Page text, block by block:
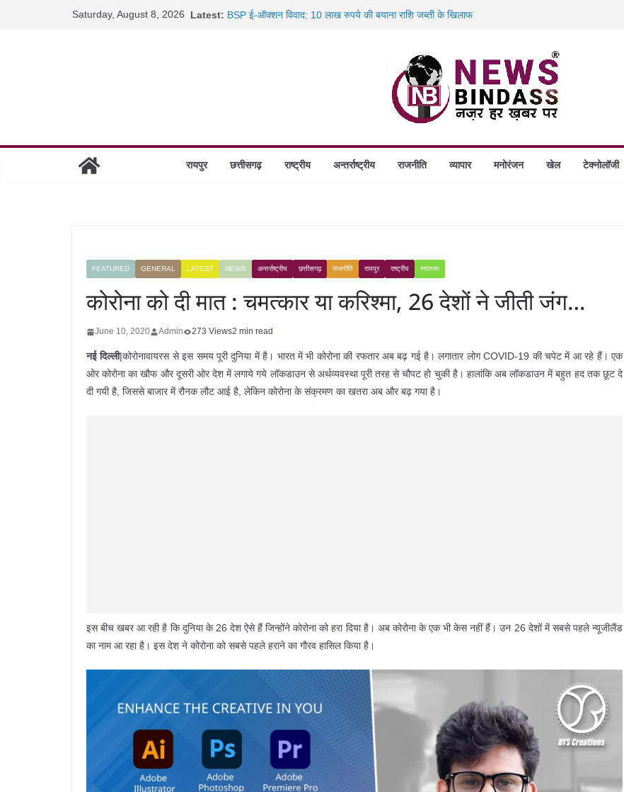
Saturday, August 8, 2026 Latest: BSP ई-ऑक्शन विवाद: 10 लाख रुपये की बयाना राशि जब्ती के खिलाफ
छत्तीसगढ़ में 1460 गोधाम होंगे स्थापित, हर विकासखंड के 10 उत्कृष्ट गोठानों
साइबर ठगी पर दुर्ग पुलिस का बड़ा एक्शन: 13 म्यूल बैंक खाताधारक गिरफ्तार
रायपुर छत्तीसगढ़ राष्ट्रीय अन्तर्राष्ट्रीय राजनीति व्यापार मनोरंजन खेल टेक्नोलॉजी
FEATURED GENERAL LATEST NEWS अन्तर्राष्ट्रीय छत्तीसगढ़ राजनीति रायपुर राष्ट्रीय स्वास्थ्य
कोरोना को दी मात : चमत्कार या करिश्मा, 26 देशों ने जीती जंग…
June 10, 2020 Admin 273 Views2 min read
नई दिल्ली|कोरोनावायरस से इस समय पूरी दुनिया में है। भारत में भी कोरोना की रफतार अब बढ़ गई है। लगातार लोग COVID-19 की चपेट में आ रहे हैं। एक
ओर कोरोना का खौफ और दूसरी ओर देश में लगाये गये लॉकडाउन से अर्थव्यवस्था पूरी तरह से चौपट हो चुकी है। हालांकि अब लॉकडाउन में बहुत हद तक छूट दे
दी गयी है, जिससे बाजार में रौनक लौट आई है, लेकिन कोरोना के संक्रमण का खतरा अब और बढ़ गया है।
इस बीच खबर आ रही है कि दुनिया के 26 देश ऐसे हैं जिन्होंने कोरोना को हरा दिया है। अब कोरोना के एक भी केस नहीं हैं। उन 26 देशों में सबसे पहले न्यूजीलैंड
का नाम आ रहा है। इस देश ने कोरोना को सबसे पहले हराने का गौरव हासिल किया है।